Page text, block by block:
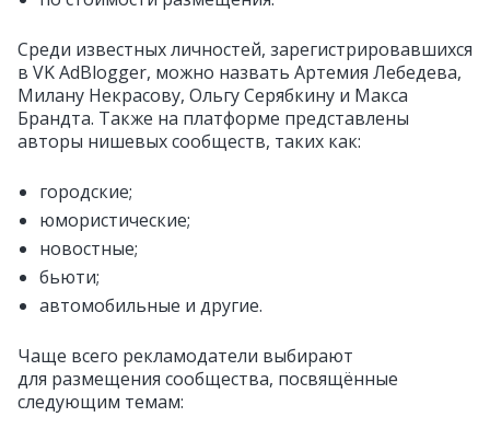
Среди известных личностей, зарегистрировавшихся
в VK AdBlogger, можно назвать Артемия Лебедева,
Милану Некрасову, Ольгу Серябкину и Макса
Брандта. Также на платформе представлены
авторы нишевых сообществ, таких как:
городские;
юмористические;
новостные;
бьюти;
автомобильные и другие.
Чаще всего рекламодатели выбирают
для размещения сообщества, посвящённые
следующим темам: